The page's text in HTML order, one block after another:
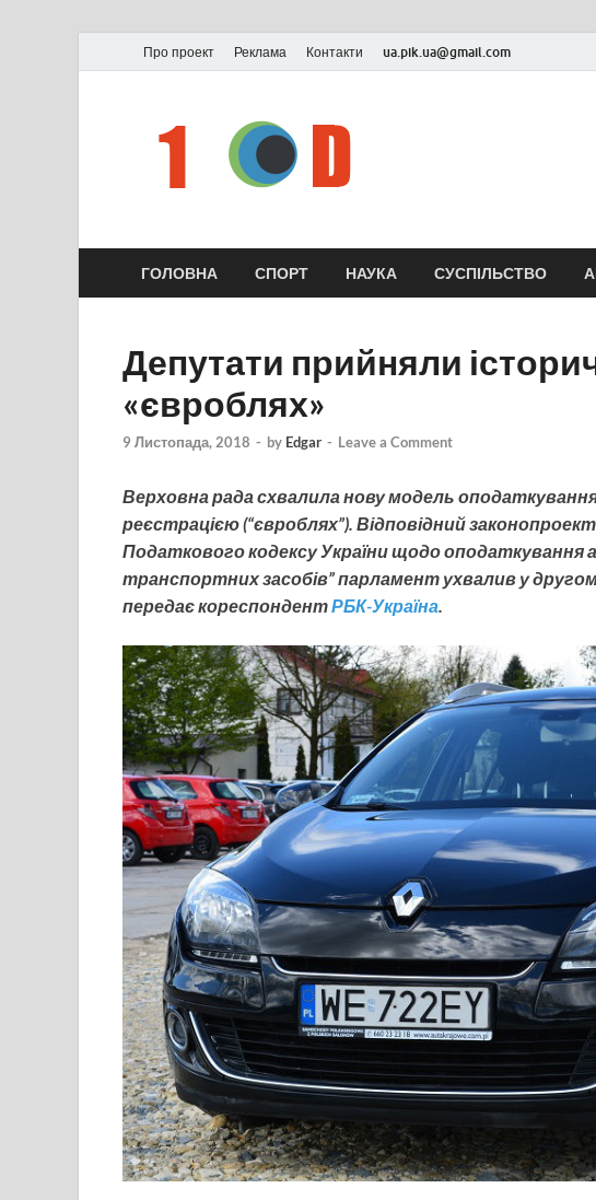
Про проект Реклама Контакти ua.pik.ua@gmail.com
ГОЛОВНА СПОРТ НАУКА СУСПІЛЬСТВО
Депутати прийняли
«євроблях»
9 Листопада, 2018 - by Edgar - Leave a Comment
Верховна рада схвалила нову модель
реєстрацією (“євроблях”). Відповідний
Податкового кодексу України щодо оподаткування
транспортних засобів” парламент ухвалив у
передає кореспондентРБК-Україна.